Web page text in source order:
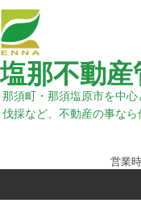
塩那不動
那須町・那須塩原市を中
伐採など、不動産の事なら
営業